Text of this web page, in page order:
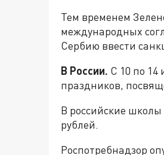
Тем временем
международных
Сербию ввести
В России. С 10 по
праздников,
В российские
рублей.
Роспотребнадзор